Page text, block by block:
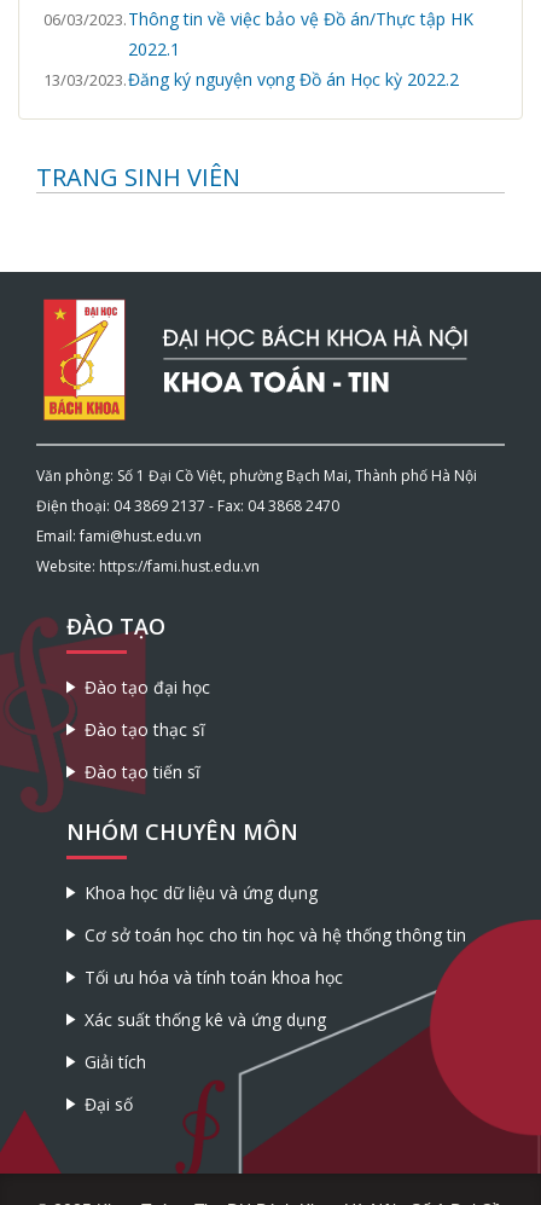
TRANG SINH VIÊN
06/03/2023.Thông tin về việc bảo vệ Đồ án/Thực tập HK
2022.1
13/03/2023.Đăng ký nguyện vọng Đồ án Học kỳ 2022.2
Văn phòng: Số 1 Đại Cồ Việt, phường Bạch Mai, Thành phố Hà Nội
Điện thoại: 04 3869 2137 - Fax: 04 3868 2470
Email: fami@hust.edu.vn
Website: https://fami.hust.edu.vn
ĐÀO TẠO
Đào tạo đại học
Đào tạo thạc sĩ
Đào tạo tiến sĩ
NHÓM CHUYÊN MÔN
Khoa học dữ liệu và ứng dụng
Cơ sở toán học cho tin học và hệ thống thông tin
Tối ưu hóa và tính toán khoa học
Xác suất thống kê và ứng dụng
Giải tích
Đại số